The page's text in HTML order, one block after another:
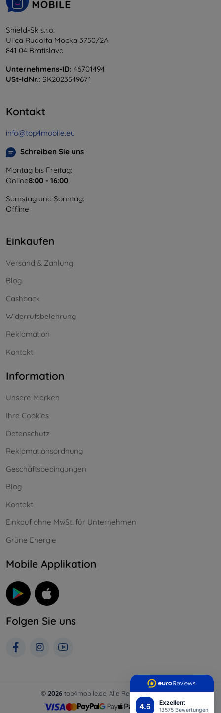
4.6 Exzellent
13575 Bewertungen
Shield-Sk s.r.o.
Ulica Rudolfa Mocka 3750/2A
841 04 Bratislava
Unternehmens-ID: 46701494
USt-IdNr.: SK2023549671
Kontakt
info@top4mobile.eu
Schreiben Sie uns
Montag bis Freitag:
Online8:00 - 16:00
Samstag und Sonntag:
Offline
Einkaufen
Versand & Zahlung
Blog
Cashback
Widerrufsbelehrung
Reklamation
Kontakt
Information
Unsere Marken
Ihre Cookies
Datenschutz
Reklamationsordnung
Geschäftsbedingungen
Blog
Kontakt
Einkauf ohne MwSt. für Unternehmen
Grüne Energie
Mobile Applikation
Folgen Sie uns
© 2026 top4mobile.de. Alle Rechte vorbehalten.